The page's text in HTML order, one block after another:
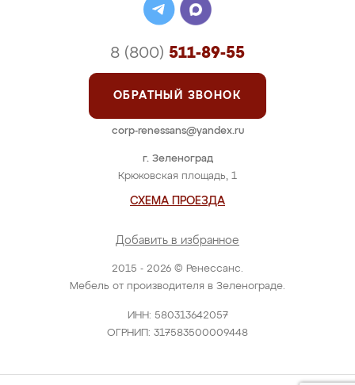
2015 - 2026 © Ренессанс.
Мебель от производителя в Зеленограде.
ИНН: 580313642057
ОГРНИП: 317583500009448
г. Зеленоград
Крюковская площадь, 1
СХЕМА ПРОЕЗДА
Добавить в избранное
8 (800) 511-89-55
ОБРАТНЫЙ ЗВОНОК
corp-renessans@yandex.ru